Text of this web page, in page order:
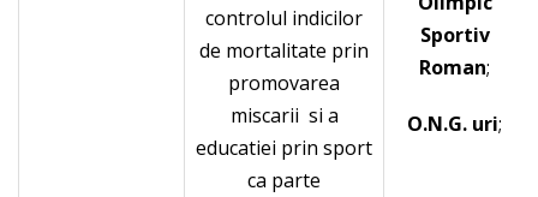
controlul indicilor
de mortalitate prin
promovarea
miscarii si a
educatiei prin sport
ca parte
Sportiv
Roman;
O.N.G. uri;